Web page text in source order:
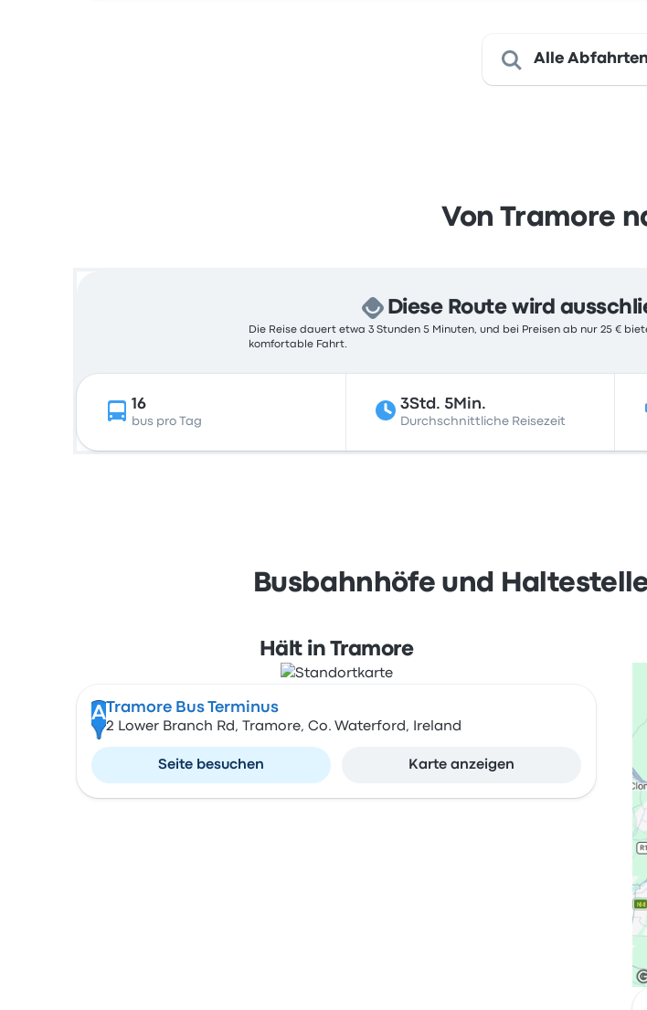
Alle
Von Tramore
Diese Route wird
Die Reise dauert etwa 3 Stunden 5 Minuten, und bei Preisen ab nur 25 €
komfortable Fahrt.
16
bus pro Tag
3Std. 5Min.
Durchschnittliche Reisezeit
Busbahnhöfe und
Hält in Tramore
A Tramore Bus Terminus
2 Lower Branch Rd, Tramore, Co. Waterford, Ireland
Seite besuchen Karte anzeigen